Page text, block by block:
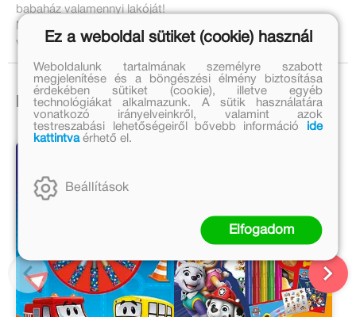
babaház valamennyi lakóját!
Minden darab hátoldala színezett, így könnyebben megy a
válogatás.
Ezek is érdekelhetnek!
Ez a weboldal sütiket (cookie) használ
Weboldalunk tartalmának személyre szabott
megjelenítése és a böngészési élmény biztosítása
érdekében sütiket (cookie), illetve egyéb
technológiákat alkalmazunk. A sütik használatára
vonatkozó irányelveinkről, valamint azok
testreszabási lehetőségeiről bővebb információ
ide
kattintvaérhető el.
Beállítások
Elfogadom